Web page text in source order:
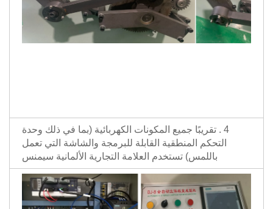
4 . تقريبًا جميع المكونات الكهربائية (بما في ذلك وحدة
التحكم المنطقية القابلة للبرمجة والشاشة التي تعمل
باللمس) تستخدم العلامة التجارية الألمانية سيمنس